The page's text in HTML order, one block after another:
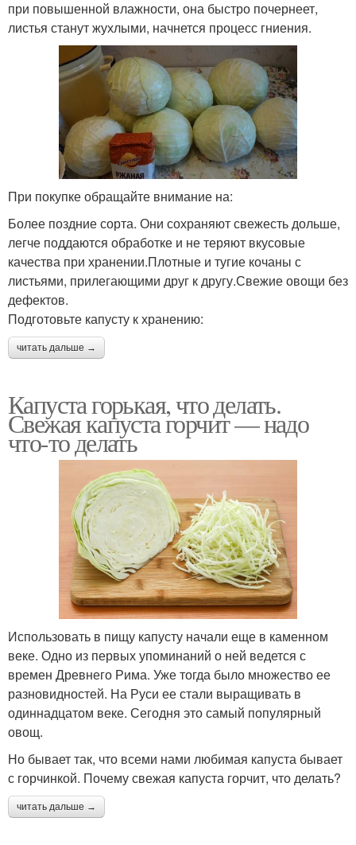
при повышенной влажности, она быстро почернеет,
листья станут жухлыми, начнется процесс гниения.
При покупке обращайте внимание на:
Более поздние сорта. Они сохраняют свежесть дольше,
легче поддаются обработке и не теряют вкусовые
качества при хранении.Плотные и тугие кочаны с
листьями, прилегающими друг к другу.Свежие овощи без
дефектов.
Подготовьте капусту к хранению:
читать дальше →
Капуста горькая, что делать.
Свежая капуста горчит — надо
что-то делать
Использовать в пищу капусту начали еще в каменном
веке. Одно из первых упоминаний о ней ведется с
времен Древнего Рима. Уже тогда было множество ее
разновидностей. На Руси ее стали выращивать в
одиннадцатом веке. Сегодня это самый популярный
овощ.
Но бывает так, что всеми нами любимая капуста бывает
с горчинкой. Почему свежая капуста горчит, что делать?
читать дальше →